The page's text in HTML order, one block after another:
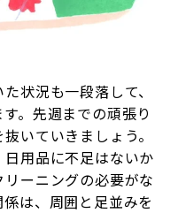
状況も一段落して、
。先週までの頑張り
いていきましょう。
用品に不足はないか
ーニングの必要がな
は、周囲と足並みを